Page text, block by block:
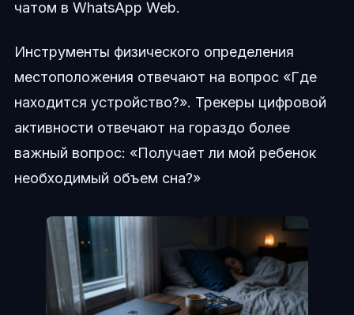
чатом в WhatsApp Web.
Инструменты физического определения
местоположения отвечают на вопрос «Где
находится устройство?». Трекеры цифровой
активности отвечают на гораздо более
важный вопрос: «Получает ли мой ребенок
необходимый объем сна?»